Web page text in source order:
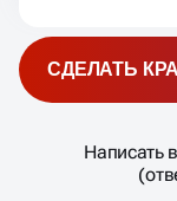
Написать
СДЕЛАТЬ